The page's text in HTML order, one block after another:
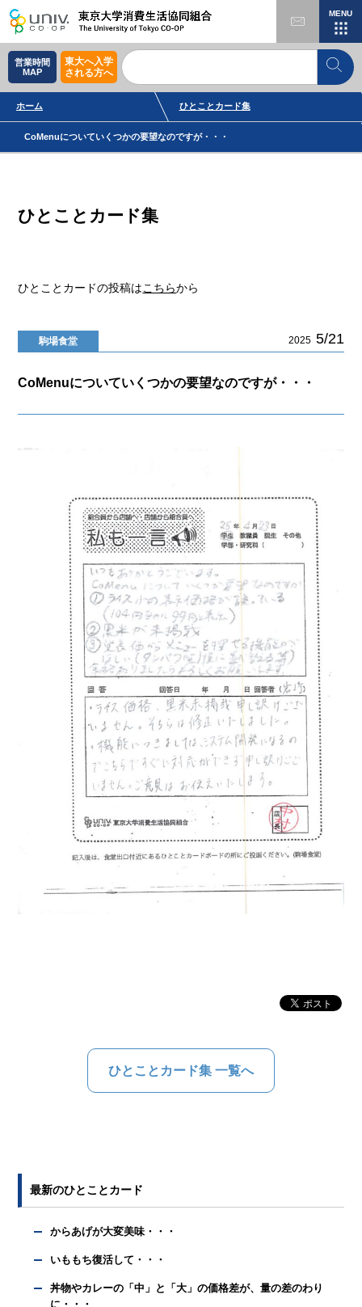
MENU
営業時間
MAP
東大へ入学
される方へ
ホーム ひとことカード集
CoMenuについていくつかの要望なのですが・・・
ひとことカード集
ひとことカードの投稿はこちらから
駒場食堂 2025 5/21
CoMenuについていくつかの要望なのですが・・・
ひとことカード集 一覧へ
最新のひとことカード
からあげが大変美味・・・
いももち復活して・・・
丼物やカレーの「中」と「大」の価格差が、量の差のわり